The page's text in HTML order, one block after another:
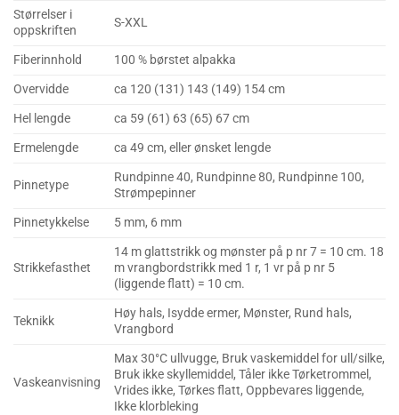
Størrelser i
oppskriften
S-XXL
Fiberinnhold
100 % børstet alpakka
Overvidde
ca 120 (131) 143 (149) 154 cm
Hel lengde
ca 59 (61) 63 (65) 67 cm
Ermelengde
ca 49 cm, eller ønsket lengde
Pinnetype
Rundpinne 40, Rundpinne 80, Rundpinne 100,
Strømpepinner
Pinnetykkelse
5 mm, 6 mm
Strikkefasthet
14 m glattstrikk og mønster på p nr 7 = 10 cm. 18
m vrangbordstrikk med 1 r, 1 vr på p nr 5
(liggende flatt) = 10 cm.
Teknikk
Høy hals, Isydde ermer, Mønster, Rund hals,
Vrangbord
Vaskeanvisning
Max 30°C ullvugge, Bruk vaskemiddel for ull/silke,
Bruk ikke skyllemiddel, Tåler ikke Tørketrommel,
Vrides ikke, Tørkes flatt, Oppbevares liggende,
Ikke klorbleking